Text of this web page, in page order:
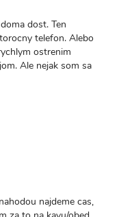
dost. Ten
telefon. Alebo
ostrenim
Ale nejak som sa
najdeme cas,